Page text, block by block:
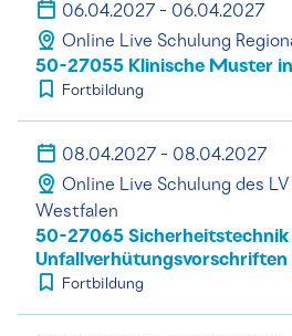
06.04.2027 - 06.04.2027
Online Live Schulung
50-27055 Klinische Muster
Fortbildung
08.04.2027 - 08.04.2027
Online Live Schulung des
Westfalen
50-27065 Sicherheitstechnik
Unfallverhütungsvorschriften
Fortbildung